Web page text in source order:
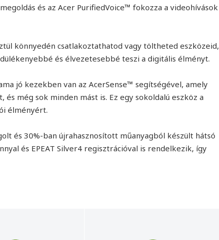
és az Acer PurifiedVoice™ fokozza a videohívások
könnyedén csatlakoztathatod vagy töltheted eszközeid,
és élvezetesebbé teszi a digitális élményt.
jó kezekben van az AcerSense™ segítségével, amely
még sok minden mást is. Ez egy sokoldalú eszköz a
élményért.
és 30%-ban újrahasznosított műanyagból készült hátsó
és EPEAT Silver4 regisztrációval is rendelkezik, így